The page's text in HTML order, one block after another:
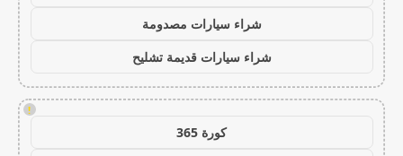
شراء سيارات مصدومة
شراء سيارات قديمة تشليح
!
كورة 365